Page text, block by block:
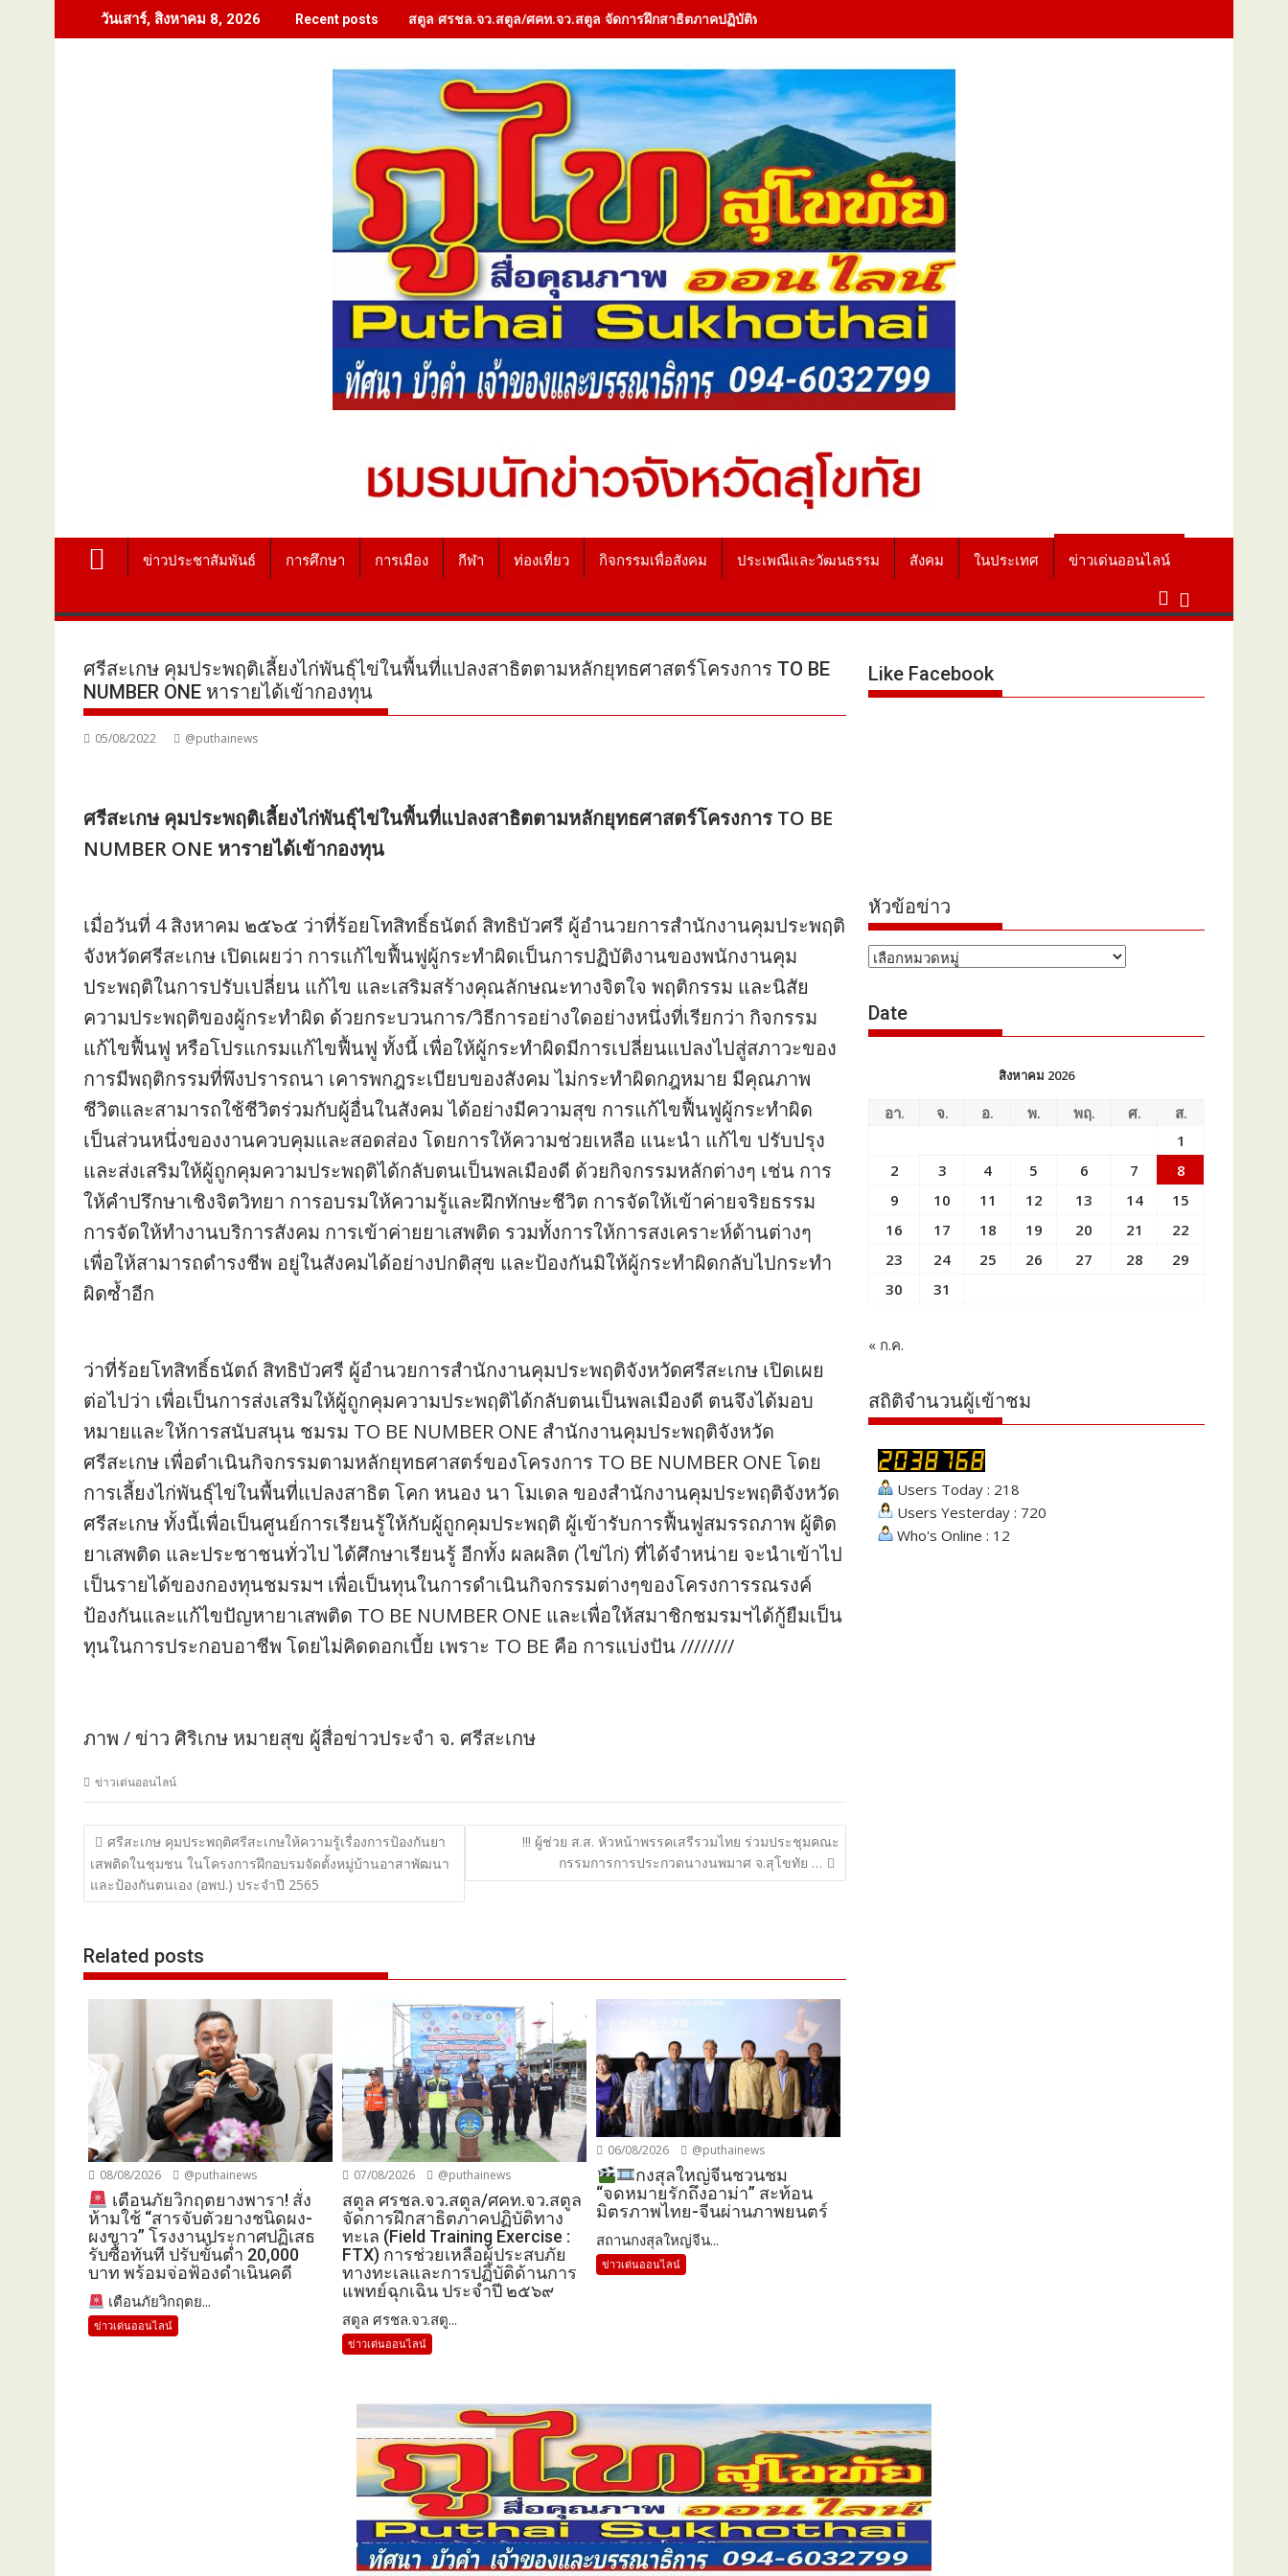
to
วันเสาร์, สิงหาคม 8, 2026 Recent posts สตูล ศรชล.จว.สตูล/ศคท.จว.สตูล จัดการฝึกสาธิตภาคปฏิบัติทางทะเล (Field Training Exercise : FTX) การช่วยเหลือผู้ประสบภัยทางทะเลและการปฏิ
ข่าวประชาสัมพันธ์ การศึกษา การเมือง กีฬา ท่องเที่ยว กิจกรรมเพื่อสังคม ประเพณีและวัฒนธรรม สังคม ในประเทศ ข่าวเด่นออนไลน์
ศรีสะเกษ คุมประพฤติเลี้ยงไก่พันธุ์ไข่ในพื้นที่แปลงสาธิตตามหลักยุทธศาสตร์โครงการ TO BE
NUMBER ONE หารายได้เข้ากองทุน
05/08/2022 @puthainews
ศรีสะเกษ คุมประพฤติเลี้ยงไก่พันธุ์ไข่ในพื้นที่แปลงสาธิตตามหลักยุทธศาสตร์โครงการ TO BE
NUMBER ONE หารายได้เข้ากองทุน
เมื่อวันที่ 4 สิงหาคม ๒๕๖๕ ว่าที่ร้อยโทสิทธิ์ธนัตถ์ สิทธิบัวศรี ผู้อำนวยการสำนักงานคุมประพฤติ
จังหวัดศรีสะเกษ เปิดเผยว่า การแก้ไขฟื้นฟูผู้กระทำผิดเป็นการปฏิบัติงานของพนักงานคุม
ประพฤติในการปรับเปลี่ยน แก้ไข และเสริมสร้างคุณลักษณะทางจิตใจ พฤติกรรม และนิสัย
ความประพฤติของผู้กระทำผิด ด้วยกระบวนการ/วิธีการอย่างใดอย่างหนึ่งที่เรียกว่า กิจกรรม
แก้ไขฟื้นฟู หรือโปรแกรมแก้ไขฟื้นฟู ทั้งนี้ เพื่อให้ผู้กระทำผิดมีการเปลี่ยนแปลงไปสู่สภาวะของ
การมีพฤติกรรมที่พึงปรารถนา เคารพกฎระเบียบของสังคม ไม่กระทำผิดกฎหมาย มีคุณภาพ
ชีวิตและสามารถใช้ชีวิตร่วมกับผู้อื่นในสังคม ได้อย่างมีความสุข การแก้ไขฟื้นฟูผู้กระทำผิด
เป็นส่วนหนึ่งของงานควบคุมและสอดส่อง โดยการให้ความช่วยเหลือ แนะนำ แก้ไข ปรับปรุง
และส่งเสริมให้ผู้ถูกคุมความประพฤติได้กลับตนเป็นพลเมืองดี ด้วยกิจกรรมหลักต่างๆ เช่น การ
ให้คำปรึกษาเชิงจิตวิทยา การอบรมให้ความรู้และฝึกทักษะชีวิต การจัดให้เข้าค่ายจริยธรรม
การจัดให้ทำงานบริการสังคม การเข้าค่ายยาเสพติด รวมทั้งการให้การสงเคราะห์ด้านต่างๆ
เพื่อให้สามารถดำรงชีพ อยู่ในสังคมได้อย่างปกติสุข และป้องกันมิให้ผู้กระทำผิดกลับไปกระทำ
ผิดซ้ำอีก
ว่าที่ร้อยโทสิทธิ์ธนัตถ์ สิทธิบัวศรี ผู้อำนวยการสำนักงานคุมประพฤติจังหวัดศรีสะเกษ เปิดเผย
ต่อไปว่า เพื่อเป็นการส่งเสริมให้ผู้ถูกคุมความประพฤติได้กลับตนเป็นพลเมืองดี ตนจึงได้มอบ
หมายและให้การสนับสนุน ชมรม TO BE NUMBER ONE สำนักงานคุมประพฤติจังหวัด
ศรีสะเกษ เพื่อดำเนินกิจกรรมตามหลักยุทธศาสตร์ของโครงการ TO BE NUMBER ONE โดย
การเลี้ยงไก่พันธุ์ไข่ในพื้นที่แปลงสาธิต โคก หนอง นา โมเดล ของสำนักงานคุมประพฤติจังหวัด
ศรีสะเกษ ทั้งนี้เพื่อเป็นศูนย์การเรียนรู้ให้กับผู้ถูกคุมประพฤติ ผู้เข้ารับการฟื้นฟูสมรรถภาพ ผู้ติด
ยาเสพติด และประชาชนทั่วไป ได้ศึกษาเรียนรู้ อีกทั้ง ผลผลิต (ไข่ไก่) ที่ได้จำหน่าย จะนำเข้าไป
เป็นรายได้ของกองทุนชมรมฯ เพื่อเป็นทุนในการดำเนินกิจกรรมต่างๆของโครงการรณรงค์
ป้องกันและแก้ไขปัญหายาเสพติด TO BE NUMBER ONE และเพื่อให้สมาชิกชมรมฯได้กู้ยืมเป็น
ทุนในการประกอบอาชีพ โดยไม่คิดดอกเบี้ย เพราะ TO BE คือ การแบ่งปัน ////////
ภาพ / ข่าว ศิริเกษ หมายสุข ผู้สื่อข่าวประจำ จ. ศรีสะเกษ
ข่าวเด่นออนไลน์
แนะแนว
เรื่อง
ศรีสะเกษ คุมประพฤติศรีสะเกษให้ความรู้เรื่องการป้องกันยา
เสพติดในชุมชน ในโครงการฝึกอบรมจัดตั้งหมู่บ้านอาสาพัฒนา
และป้องกันตนเอง (อพป.) ประจำปี 2565
!!! ผู้ช่วย ส.ส. หัวหน้าพรรคเสรีรวมไทย ร่วมประชุมคณะ
กรรมการการประกวดนางนพมาศ จ.สุโขทัย …
Related posts
08/08/2026 @puthainews
เตือนภัยวิกฤตยางพารา! สั่ง
ห้ามใช้ “สารจับตัวยางชนิดผง-
ผงขาว” โรงงานประกาศปฏิเสธ
รับซื้อทันที ปรับขั้นต่ำ 20,000
บาท พร้อมจ่อฟ้องดำเนินคดี
เตือนภัยวิกฤตย...
ข่าวเด่นออนไลน์
07/08/2026 @puthainews
สตูล ศรชล.จว.สตูล/ศคท.จว.สตูล
จัดการฝึกสาธิตภาคปฏิบัติทาง
ทะเล (Field Training Exercise :
FTX) การช่วยเหลือผู้ประสบภัย
ทางทะเลและการปฏิบัติด้านการ
แพทย์ฉุกเฉิน ประจำปี ๒๕๖๙
สตูล ศรชล.จว.สตู...
ข่าวเด่นออนไลน์
06/08/2026 @puthainews
กงสุลใหญ่จีนชวนชม
“จดหมายรักถึงอาม่า” สะท้อน
มิตรภาพไทย-จีนผ่านภาพยนตร์
สถานกงสุลใหญ่จีน...
ข่าวเด่นออนไลน์
Like Facebook
หัวข้อข่าว
หัวข้อ
Date
สิงหาคม 2026
อา. จ. อ. พ. พฤ. ศ.
ส.
1
2
3 4 5 6 7
8
9
10 11 12 13 14
15
16
17 18 19 20 21
22
23
24 25 26 27 28
29
30
31
« ก.ค.
สถิติจำนวนผู้เข้าชม
Users Today : 218
Users Yesterday : 720
Who's Online : 12